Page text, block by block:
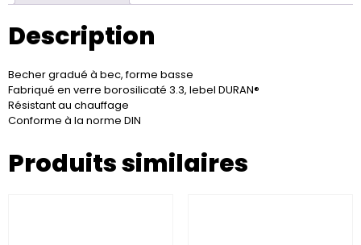
Description
Becher gradué à bec, forme basse
Fabriqué en verre borosilicaté 3.3, lebel DURAN®
Résistant au chauffage
Conforme à la norme DIN
Produits similaires